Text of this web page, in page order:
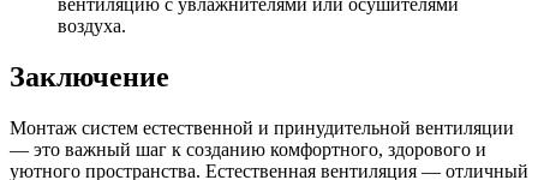
вентиляцию с увлажнителями или осушителями
воздуха.
Заключение
Монтаж систем естественной и принудительной вентиляции
— это важный шаг к созданию комфортного, здорового и
уютного пространства. Естественная вентиляция — отличный